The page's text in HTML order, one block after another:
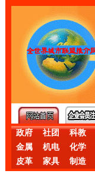
政府 社团 科教
金属
机电 化学
皮革
家具 制造